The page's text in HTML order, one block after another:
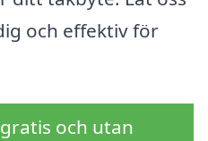
och effektiv för
och utan